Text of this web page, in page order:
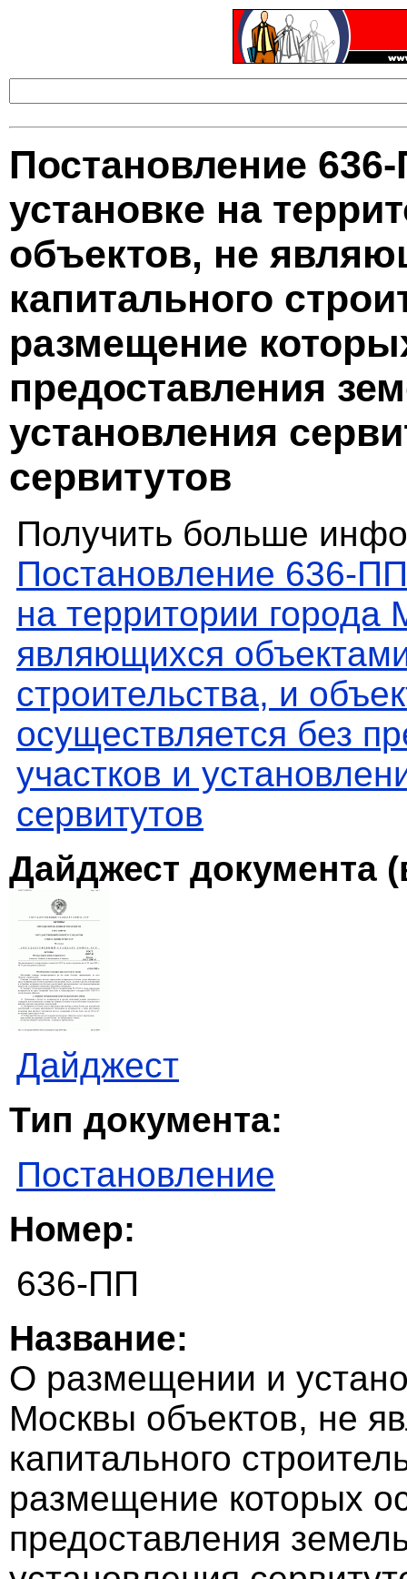
Постановление
установке на
объектов, не
капитального
размещение
предоставления
установления
сервитутов
Получить больше
Постановление 636-
на территории города
являющихся
строительства, и
осуществляется без
участков и
сервитутов
Дайджест документа
Дайджест
Тип документа:
Постановление
Номер:
636-ПП
Название:
О размещении и
Москвы объектов, не
капитального
размещение которых
предоставления